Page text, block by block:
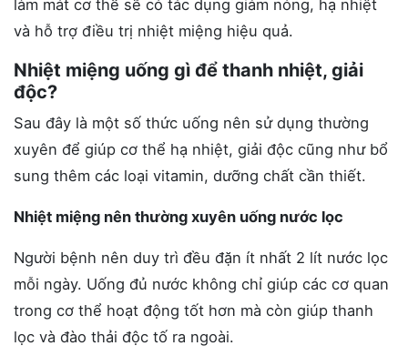
làm mát cơ thể sẽ có tác dụng giảm nóng, hạ nhiệt
và hỗ trợ điều trị nhiệt miệng hiệu quả.
Nhiệt miệng uống gì để thanh nhiệt, giải
độc?
Sau đây là một số thức uống nên sử dụng thường
xuyên để giúp cơ thể hạ nhiệt, giải độc cũng như bổ
sung thêm các loại vitamin, dưỡng chất cần thiết.
Nhiệt miệng nên thường xuyên uống nước lọc
Người bệnh nên duy trì đều đặn ít nhất 2 lít nước lọc
mỗi ngày. Uống đủ nước không chỉ giúp các cơ quan
trong cơ thể hoạt động tốt hơn mà còn giúp thanh
lọc và đào thải độc tố ra ngoài.